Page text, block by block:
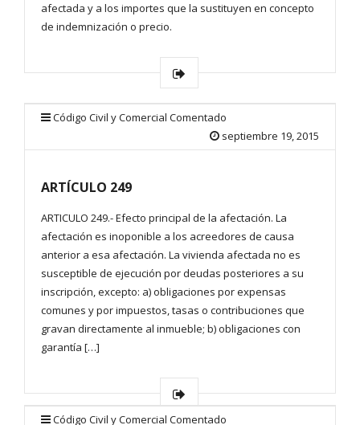
afectada y a los importes que la sustituyen en concepto
de indemnización o precio.
Código Civil y Comercial Comentado
septiembre 19, 2015
ARTÍCULO 249
ARTICULO 249.- Efecto principal de la afectación. La
afectación es inoponible a los acreedores de causa
anterior a esa afectación. La vivienda afectada no es
susceptible de ejecución por deudas posteriores a su
inscripción, excepto: a) obligaciones por expensas
comunes y por impuestos, tasas o contribuciones que
gravan directamente al inmueble; b) obligaciones con
garantía […]
Código Civil y Comercial Comentado